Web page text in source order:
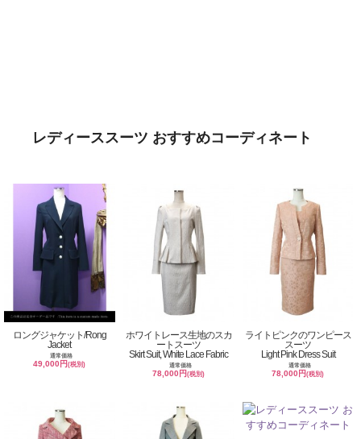
レディーススーツ おすすめコーディネート
ロングジャケット/Rong
Jacket
通常価格
49,000円(税別)
ホワイトレース生地のスカ
ートスーツ
Skirt Suit, White Lace Fabric
通常価格
78,000円(税別)
ライトピンクのワンピース
スーツ
Light Pink Dress Suit
通常価格
78,000円(税別)